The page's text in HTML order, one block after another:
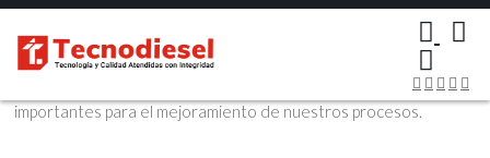
Contáctenos Vía Email
Envíenos sus datos con sus comentarios, sus opiniones son muy
importantes para el mejoramiento de nuestros procesos.